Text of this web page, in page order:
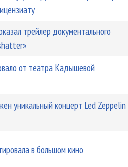
трейлер документального
от театра Кадышевой
уникальный концерт Led Zeppelin
в большом кино